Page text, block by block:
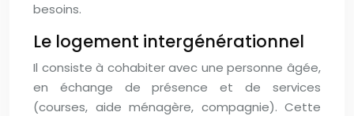
besoins.
Le logement intergénérationnel
Il consiste à cohabiter avec une personne âgée,
en échange de présence et de services
(courses, aide ménagère, compagnie). Cette